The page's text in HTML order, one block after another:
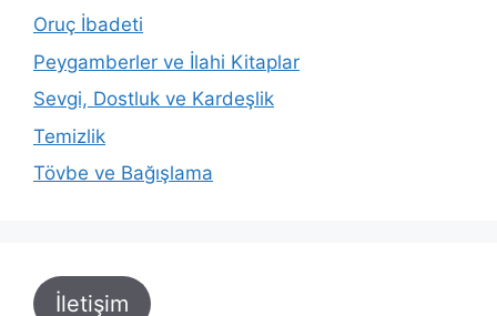
Oruç İbadeti
Peygamberler ve İlahi Kitaplar
Sevgi, Dostluk ve Kardeşlik
Temizlik
Tövbe ve Bağışlama
İletişim